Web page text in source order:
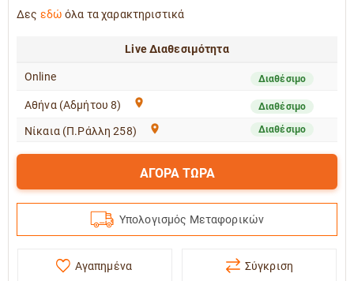
Δες εδώ όλα τα χαρακτηριστικά
Live Διαθεσιμότητα
Online Διαθέσιμο
Αθήνα (Αδμήτου 8) Διαθέσιμο
Νίκαια (Π.Ράλλη 258) Διαθέσιμο
ΑΓΟΡΑ ΤΩΡΑ
Υπολογισμός Μεταφορικών
Αγαπημένα Σύγκριση